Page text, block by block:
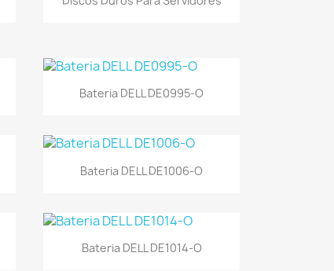
Vista rápida
Bateria DELL DE0995-O
Vista rápida
Bateria DELL DE1006-O
Vista rápida
Bateria DELL DE1014-O